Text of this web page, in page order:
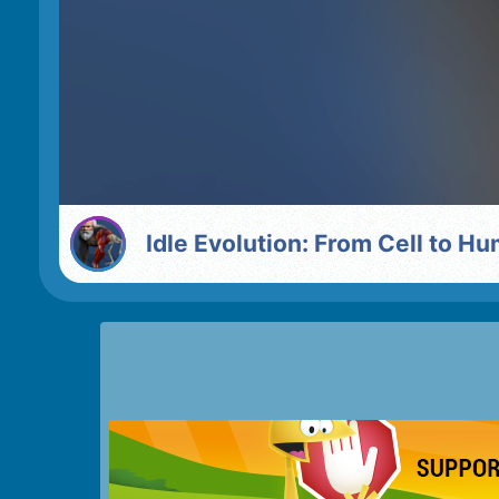
Idle Evolution: From Cell to